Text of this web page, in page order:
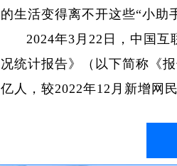
的生活变得离不开这些“小助
2024年3月22日，中国
况统计报告》（以下简称《
亿人，较2022年12月新增网